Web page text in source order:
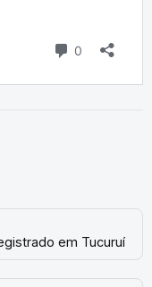
em Tucuruí